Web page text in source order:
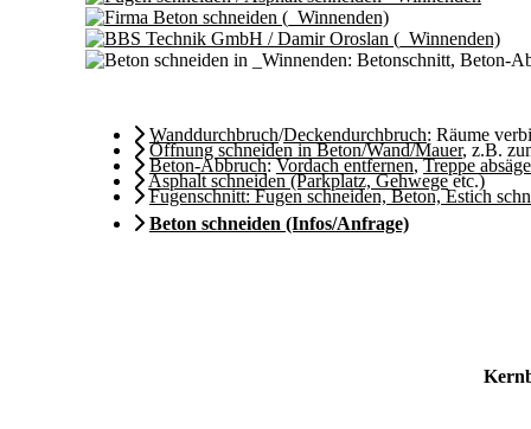
Wanddurchbruch/Deckendurchbruch: Räume
Öffnung schneiden in Beton/Wand/Mauer, z.B.
Beton-Abbruch:Vordach entfernen,Treppe
Asphalt schneiden (Parkplatz, Gehwegeetc.)
Fugenschnitt: Fugen schneiden, Beton, Estich
Beton schneiden (Infos/Anfrage)